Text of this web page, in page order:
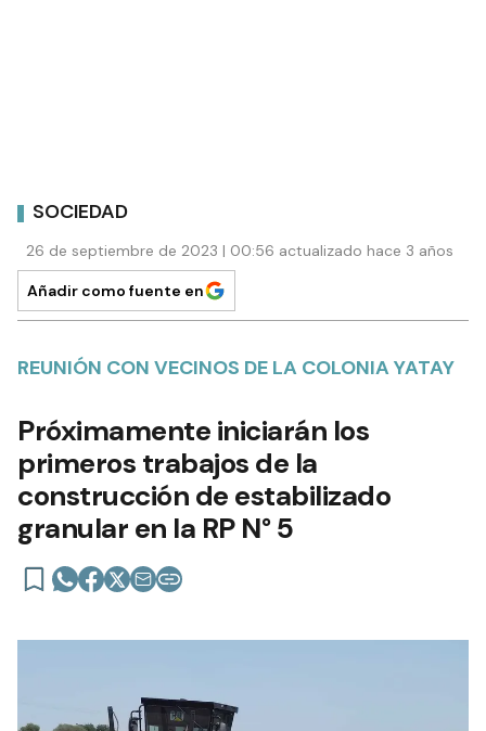
SOCIEDAD
26 de septiembre de 2023 | 00:56 actualizado hace 3 años
Añadir como fuente en
REUNIÓN CON VECINOS DE LA COLONIA YATAY
Próximamente iniciarán los
primeros trabajos de la
construcción de estabilizado
granular en la RP N° 5